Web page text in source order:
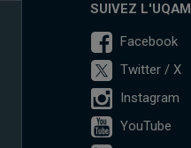
SUIVEZ L'UQAM
Facebook
Twitter / X
Instagram
YouTube